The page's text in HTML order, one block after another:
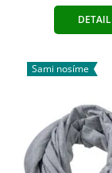
DETAIL
Sami nosíme